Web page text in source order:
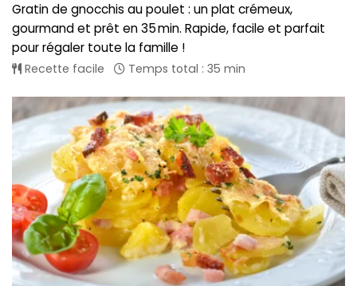
Gratin de gnocchis au poulet : un plat crémeux,
gourmand et prêt en 35 min. Rapide, facile et parfait
pour régaler toute la famille !
Recette facile Temps total : 35 min